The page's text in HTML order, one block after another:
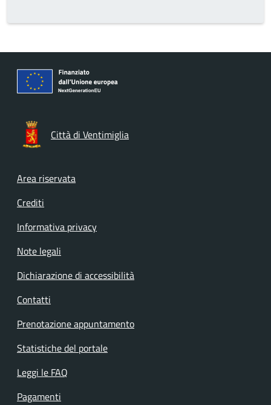
Città di Ventimiglia
Footer menu
Area riservata
Crediti
Informativa privacy
Note legali
Dichiarazione di accessibilità
Contatti
Prenotazione appuntamento
Statistiche del portale
Leggi le FAQ
Pagamenti